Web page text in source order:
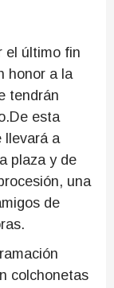
el último fin
honor a la
tendrán
esta
llevará a
plaza y de
una
de
colchonetas